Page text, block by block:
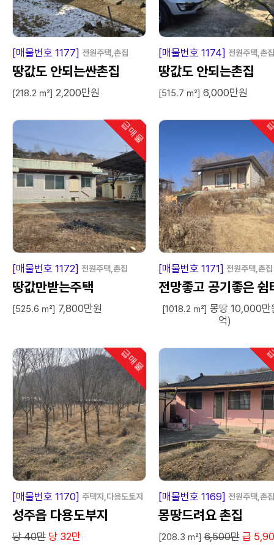
급 매 물
[매물번호 1177] 전원주택,촌집
땅값도 안되는싼촌집
[218.2 ㎡] 2,200만원
급 매
[매물번호 1174] 전원주택,촌집
땅값도 안되는촌집
[515.7 ㎡] 6,000만원
급매물
인기
급 매 물
[매물번호 1172] 전원주택,촌집
땅값만받는주택
[525.6 ㎡] 7,800만원
급 매
[매물번호 1171] 전원주택,촌집
전망좋고 공기좋은 쉼
[1018.2 ㎡] 몽땅 10,000만
억)
급매물
인기
급 매 물
[매물번호 1170] 주택지,다용도토지
성주읍 다용도부지
당 40만 당 32만
급 매
[매물번호 1169] 전원주택,촌집
몽땅드려요 촌집
[208.3 ㎡] 6,500만 급